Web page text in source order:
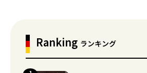
Ranking ランキング